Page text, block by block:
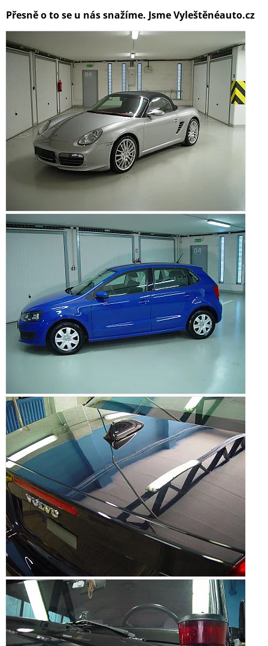
Přesně o to se u nás snažíme. Jsme Vyleštěnéauto.cz